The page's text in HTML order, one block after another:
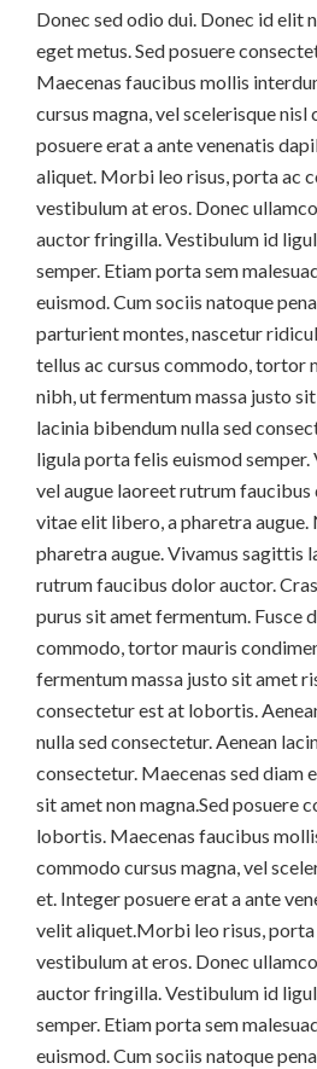
Donec sed odio dui. Donec id elit
eget metus. Sed posuere
Maecenas faucibus mollis
cursus magna, vel scelerisque
posuere erat a ante venenatis
aliquet. Morbi leo risus, porta ac
vestibulum at eros. Donec
auctor fringilla. Vestibulum id
semper. Etiam porta sem
euismod. Cum sociis natoque
parturient montes, nascetur
tellus ac cursus commodo, tortor
nibh, ut fermentum massa justo
lacinia bibendum nulla sed
ligula porta felis euismod
vel augue laoreet rutrum
vitae elit libero, a pharetra
pharetra augue. Vivamus sagittis
rutrum faucibus dolor auctor.
purus sit amet fermentum. Fusce
commodo, tortor mauris
fermentum massa justo sit amet
consectetur est at lobortis.
nulla sed consectetur. Aenean
consectetur. Maecenas sed diam
sit amet non magna.Sed posuere
lobortis. Maecenas faucibus
commodo cursus magna, vel
et. Integer posuere erat a ante
velit aliquet.Morbi leo risus, porta
vestibulum at eros. Donec
auctor fringilla. Vestibulum id
semper. Etiam porta sem
euismod. Cum sociis natoque